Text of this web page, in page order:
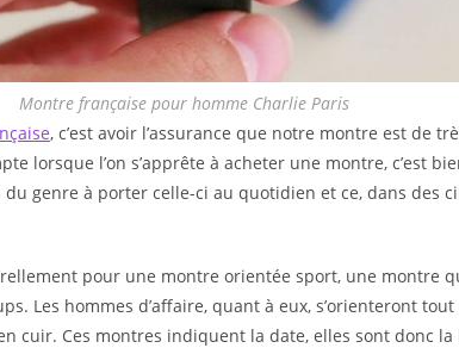
Montre française pour homme Charlie Paris
, c’est avoir l’assurance que notre montre est de
lorsque l’on s’apprête à acheter une montre, c’est
genre à porter celle-ci au quotidien et ce, dans des
pour une montre orientée sport, une montre
Les hommes d’affaire, quant à eux, s’orienteront
cuir. Ces montres indiquent la date, elles sont donc